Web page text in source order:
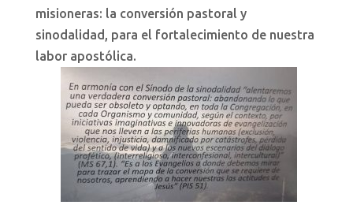
misioneras: la conversión pastoral y
sinodalidad, para el fortalecimiento de nuestra
labor apostólica.